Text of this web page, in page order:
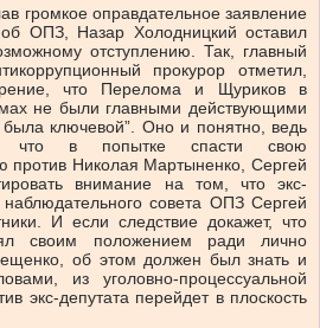
громкое оправдательное заявление
ОПЗ, Назар Холодницкий оставил
отступлению. Так, главный
прокурор отметил,
что Перелома и Щуриков в
не были главными действующими
ключевой”. Оно и понятно, ведь
что в попытке спасти свою
против Николая Мартыненко, Сергей
внимание на том, что экс-
совета ОПЗ Сергей
И если следствие докажет, что
своим положением ради лично
об этом должен был знать и
из уголовно-процессуальной
экс-депутата перейдет в плоскость